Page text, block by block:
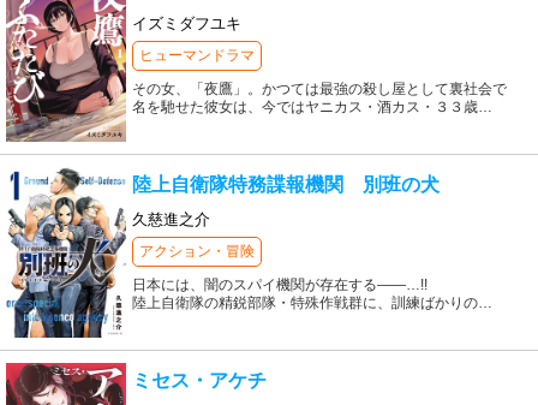
イズミダフユキ
ヒューマンドラマ
その女、「夜鷹」。かつては最強の殺し屋として裏社会で
名を馳せた彼女は、今ではヤニカス・酒カス・３３歳…
陸上自衛隊特務諜報機関 別班の犬
久慈進之介
アクション・冒険
日本には、闇のスパイ機関が存在する――…!!
陸上自衛隊の精鋭部隊・特殊作戦群に、訓練ばかりの…
ミセス・アケチ